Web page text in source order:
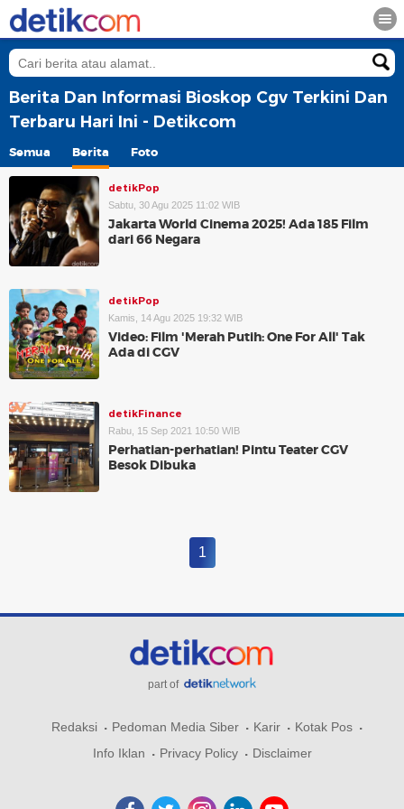
Berita Dan Informasi Bioskop Cgv Terkini Dan
Terbaru Hari Ini - Detikcom
Semua Berita Foto
detikPop
Sabtu, 30 Agu 2025 11:02 WIB
Jakarta World Cinema 2025! Ada 185 Film
dari 66 Negara
detikPop
Kamis, 14 Agu 2025 19:32 WIB
Video: Film 'Merah Putih: One For All' Tak
Ada di CGV
detikFinance
Rabu, 15 Sep 2021 10:50 WIB
Perhatian-perhatian! Pintu Teater CGV
Besok Dibuka
1
part of
Redaksi Pedoman Media Siber Karir
Kotak Pos
Info Iklan
Privacy Policy Disclaimer